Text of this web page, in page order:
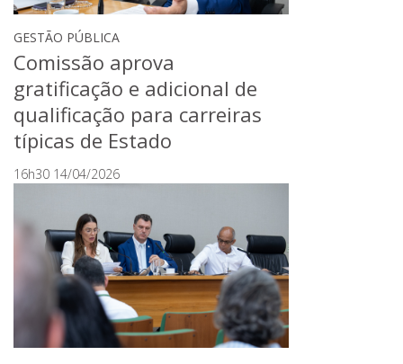
GESTÃO PÚBLICA
Comissão aprova
gratificação e adicional de
qualificação para carreiras
típicas de Estado
16h30 14/04/2026